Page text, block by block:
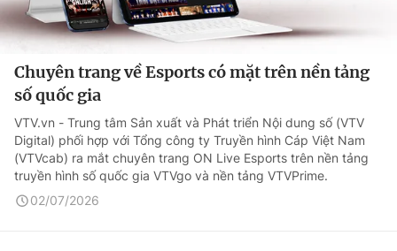
Chuyên trang về Esports có mặt trên nền tảng
số quốc gia
VTV.vn - Trung tâm Sản xuất và Phát triển Nội dung số (VTV
Digital) phối hợp với Tổng công ty Truyền hình Cáp Việt Nam
(VTVcab) ra mắt chuyên trang ON Live Esports trên nền tảng
truyền hình số quốc gia VTVgo và nền tảng VTVPrime.
02/07/2026